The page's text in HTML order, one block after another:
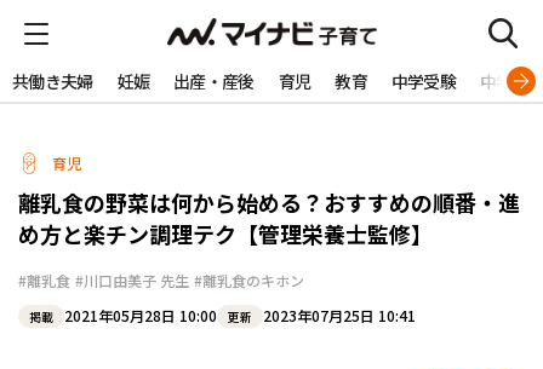
共働き夫婦 妊娠 出産・産後 育児 教育 中学受験 中学生
育児
離乳食の野菜は何から始める？おすすめの順番・進
め方と楽チン調理テク【管理栄養士監修】
#離乳食 #川口由美子 先生 #離乳食のキホン
掲載 2021年05月28日 10:00 更新 2023年07月25日 10:41